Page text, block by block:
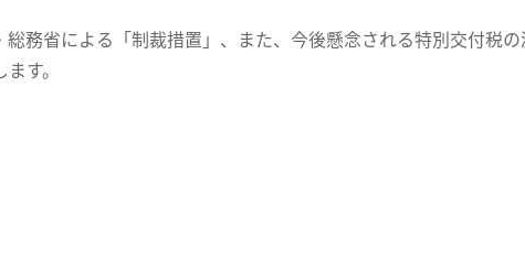
務省による「制裁措置」、また、今後懸念される特別交付税
す。